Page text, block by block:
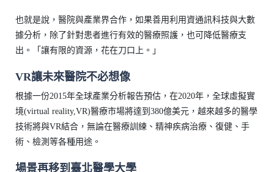
也就是說，醫院與產業界合作，如果善用利用資通訊科技與大數
據分析，除了針對患者進行有效的醫療照護，也可降低醫療支
出。「讓有限的資源，花在刀口上。」
VR讓未來醫院不必想像
根據一份2015年全球產業分析報告預估，在2020年，全球虛擬實
境(virtual reality,VR)醫療市場將達到380億美元，越來越多的醫學
技術將與VR結合，無論在醫療訓練、精神疾病治療、復健、手
術、檢測等各種用途。
場景再移到臺北醫學大學